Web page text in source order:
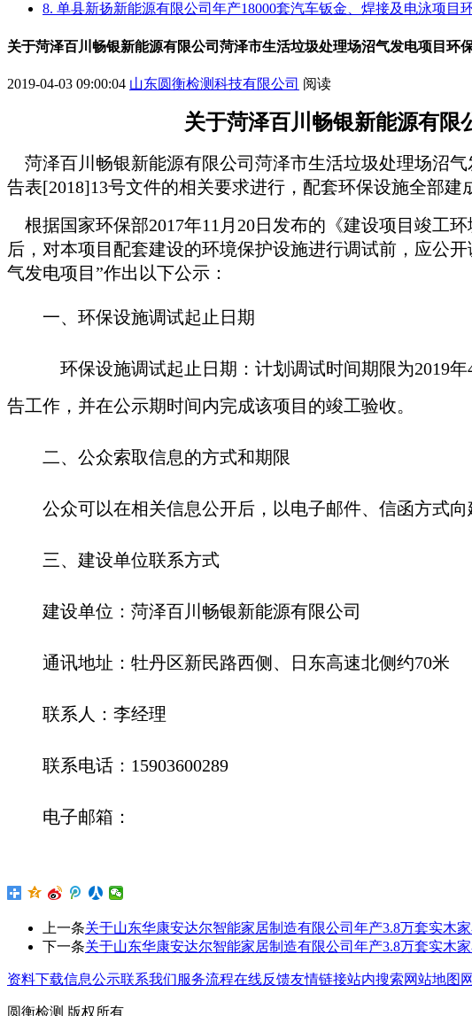
8. 单县新扬新能源有限公司年产18000套汽车钣金、焊接及电泳项目
关于菏泽百川畅银新能源有限公司菏泽市生活垃圾处理场沼气发电项目环
2019-04-03 09:00:04 山东圆衡检测科技有限公司 阅读
关于菏泽百川畅银新能源有限
菏泽百川畅银新能源有限公司菏泽市生活垃圾处理场沼气
告表[2018]13号文件的相关要求进行，配套环保设施全部建
根据国家环保部2017年11月20日发布的《建设项目竣工
后，对本项目配套建设的环境保护设施进行调试前，应公
气发电项目 ”作出以下公示：
一、环保设施调试起止日期
环保设施调试起止日期：计划调试时间期限为2019年
告工作，并在公示期时间内完成该项目的竣工验收。
二、公众索取信息的方式和期限
公众可以在相关信息公开后，以电子邮件、信函方式向
三、建设单位联系方式
建设单位：菏泽百川畅银新能源有限公司
通讯地址： 牡丹区新民路西侧、日东高速北侧约70米
联系人： 李经理
联系电话： 15903600289
电子邮箱：
上一条关于山东华康安达尔智能家居制造有限公司年产3.8万套实木
下一条关于山东华康安达尔智能家居制造有限公司年产3.8万套实木
资料下载信息公示联系我们服务流程在线反馈友情链接站内搜索网站地图
圆衡检测 版权所有